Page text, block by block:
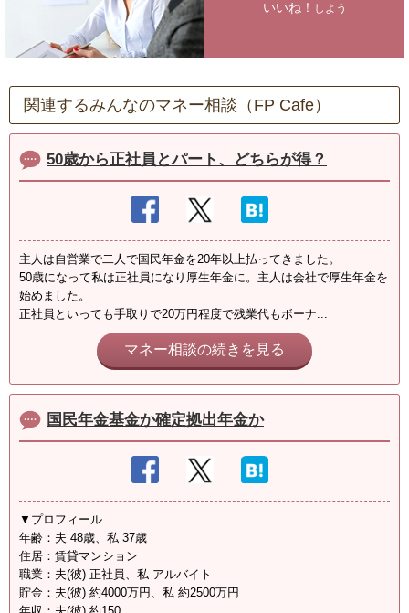
いいね！ しよう
関連するみんなのマネー相談（FP Cafe）
50歳から正社員とパート、どちらが得？
主人は自営業で二人で国民年金を20年以上払ってきました。
50歳になって私は正社員になり厚生年金に。主人は会社で厚生年金を
始めました。
正社員といっても手取りで20万円程度で残業代もボーナ...
マネー相談の続きを見る
国民年金基金か確定拠出年金か
▼プロフィール
年齢：夫 48歳、私 37歳
住居：賃貸マンション
職業：夫(彼) 正社員、私 アルバイト
貯金：夫(彼) 約4000万円、私 約2500万円